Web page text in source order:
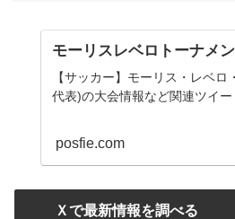
モーリスレベロトーナメ
【サッカー】モーリス・レベ
代表)の大会情報など関連ツイー
posfie.com
Ｘで最新情報を調べる